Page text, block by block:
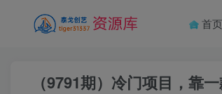
首页
（9791期）冷门项目，靠